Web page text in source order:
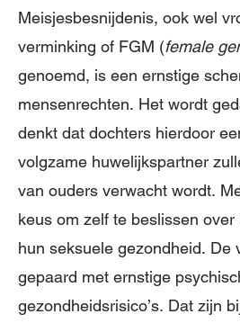
Meisjesbesnijdenis, ook wel
verminking of FGM (female
genoemd, is een ernstige
mensenrechten. Het wordt
denkt dat dochters hierdoor
volgzame huwelijkspartner
van ouders verwacht wordt.
keus om zelf te beslissen
hun seksuele gezondheid. De
gepaard met ernstige
gezondheidsrisico’s. Dat zijn